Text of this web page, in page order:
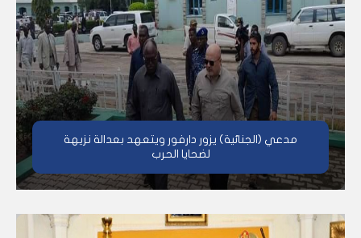
مدعي (الجنائية) يزور دارفور ويتعهد بعدالة نزيهة
لضحايا الحرب